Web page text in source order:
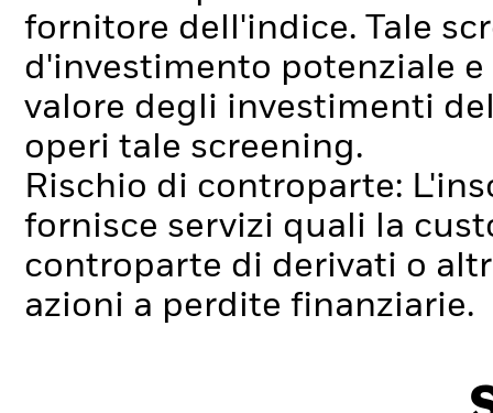
fornitore dell'indice. Tale
d'investimento potenziale
valore degli investimenti
operi tale screening.
Rischio di controparte:
fornisce servizi quali la
controparte di derivati o
azioni a perdite finanziarie.